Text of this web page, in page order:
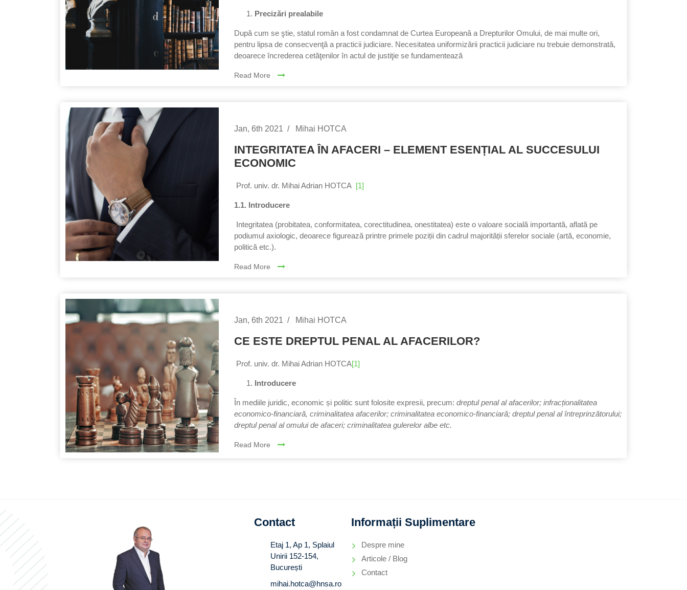
Precizări prealabile
După cum se ştie, statul român a fost condamnat de Curtea Europeană a Drepturilor Omului, de mai multe ori,
pentru lipsa de consecvenţă a practicii judiciare. Necesitatea uniformizării practicii judiciare nu trebuie demonstrată,
deoarece încrederea cetăţenilor în actul de justiţie se fundamentează
Read More
Jan, 6th 2021 Mihai HOTCA
INTEGRITATEA ÎN AFACERI – ELEMENT ESENȚIAL AL SUCCESULUI
ECONOMIC
Prof. univ. dr. Mihai Adrian HOTCA [1]
1.1. Introducere
Integritatea (probitatea, conformitatea, corectitudinea, onestitatea) este o valoare socială importantă, aflată pe
podiumul axiologic, deoarece figurează printre primele poziții din cadrul majorității sferelor sociale (artă, economie,
politică etc.).
Read More
Jan, 6th 2021 Mihai HOTCA
CE ESTE DREPTUL PENAL AL AFACERILOR?
Prof. univ. dr. Mihai Adrian HOTCA[1]
Introducere
În mediile juridic, economic și politic sunt folosite expresii, precum: dreptul penal al afacerilor; infracționalitatea
economico-financiară, criminalitatea afacerilor; criminalitatea economico-financiară; dreptul penal al întreprinzătorului;
dreptul penal al omului de afaceri; criminalitatea gulerelor albe etc.
Read More
Contact
Etaj 1, Ap 1, Splaiul
Unirii 152-154,
București
mihai.hotca@hnsa.ro
Informații Suplimentare
Despre mine
Articole / Blog
Contact